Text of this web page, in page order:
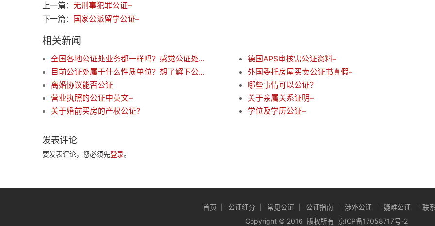
上一篇： 无刑事犯罪公证–
下一篇： 国家公派留学公证–
相关新闻
全国各地公证处业务都一样吗？感觉公证处的职能不够明晰
德国APS审核需公证资料–
目前公证处属于什么性质单位？想了解下公证处现状分析?
外国委托房屋买卖公证书真假–
离婚协议能否公证
哪些事情可以公证？
营业执照的公证中英文–
关于亲属关系证明–
关于婚前买房的产权公证?
学位及学历公证–
发表评论
要发表评论，您必须先登录。
首页 公证细分 常见公证 公证指南 涉外公证 疑难公证
联
Copyright © 2016 版权所有 京ICP备17058717号-2